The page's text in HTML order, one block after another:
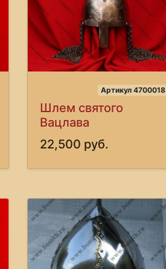
Артикул 4700018
Шлем святого
Вацлава
22,500 руб.